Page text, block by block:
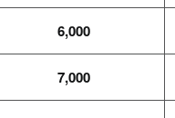
6,000
7,000